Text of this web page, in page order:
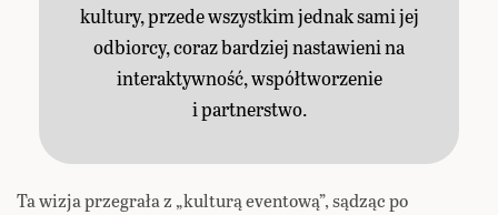
kultury, przede wszystkim jednak sami jej
odbiorcy, coraz bardziej nastawieni na
interaktywność, współtworzenie
i partnerstwo.
Ta wizja przegrała z „kulturą eventową”, sądząc po